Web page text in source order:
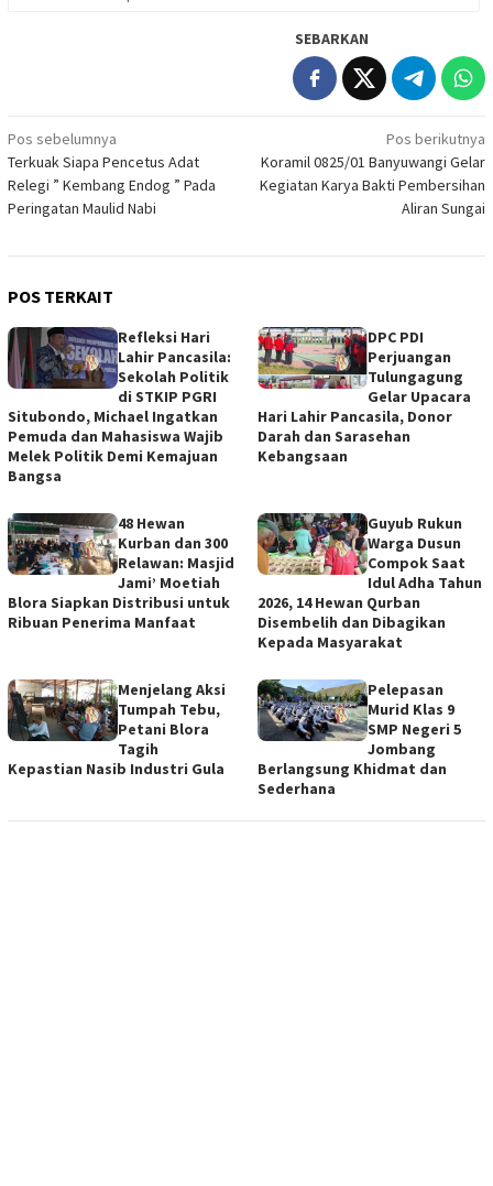
SEBARKAN
Navigasi
pos
Pos sebelumnya
Terkuak Siapa Pencetus Adat
Relegi ” Kembang Endog ” Pada
Peringatan Maulid Nabi
Pos berikutnya
Koramil 0825/01 Banyuwangi Gelar
Kegiatan Karya Bakti Pembersihan
Aliran Sungai
POS TERKAIT
Refleksi Hari
Lahir Pancasila:
Sekolah Politik
di STKIP PGRI
Situbondo, Michael Ingatkan
Pemuda dan Mahasiswa Wajib
Melek Politik Demi Kemajuan
Bangsa
DPC PDI
Perjuangan
Tulungagung
Gelar Upacara
Hari Lahir Pancasila, Donor
Darah dan Sarasehan
Kebangsaan
48 Hewan
Kurban dan 300
Relawan: Masjid
Jami’ Moetiah
Blora Siapkan Distribusi untuk
Ribuan Penerima Manfaat
Guyub Rukun
Warga Dusun
Compok Saat
Idul Adha Tahun
2026, 14 Hewan Qurban
Disembelih dan Dibagikan
Kepada Masyarakat
Menjelang Aksi
Tumpah Tebu,
Petani Blora
Tagih
Kepastian Nasib Industri Gula
Pelepasan
Murid Klas 9
SMP Negeri 5
Jombang
Berlangsung Khidmat dan
Sederhana